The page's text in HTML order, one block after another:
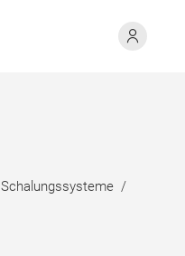
Schalungssysteme